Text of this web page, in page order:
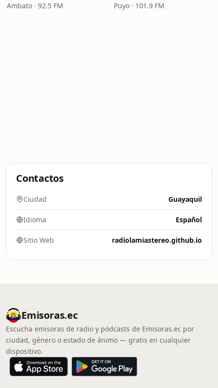
Ambato · 92.5 FM Puyo · 101.9 FM
Contactos
Ciudad Guayaquil
Idioma Español
Sitio Web radiolamiastereo.github.io
Emisoras.ec
Escucha emisoras de radio y pódcasts de Emisoras.ec por
ciudad, género o estado de ánimo — gratis en cualquier
dispositivo.